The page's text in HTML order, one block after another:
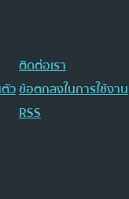
ติดต่อเรา
วข้อตกลงในการใช้งาน
RSS